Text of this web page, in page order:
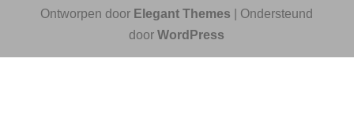
Ontworpen door Elegant Themes | Ondersteund
doorWordPress